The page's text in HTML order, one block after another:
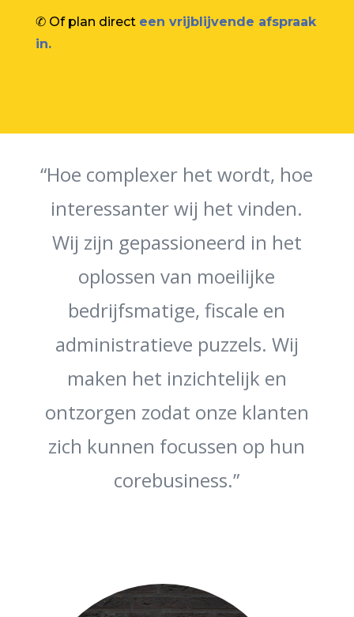
✆ Of plan direct een vrijblijvende afspraak
in.
“Hoe complexer het wordt, hoe
interessanter wij het vinden.
Wij zijn gepassioneerd in het
oplossen van moeilijke
bedrijfsmatige, fiscale en
administratieve puzzels. Wij
maken het inzichtelijk en
ontzorgen zodat onze klanten
zich kunnen focussen op hun
corebusiness.”